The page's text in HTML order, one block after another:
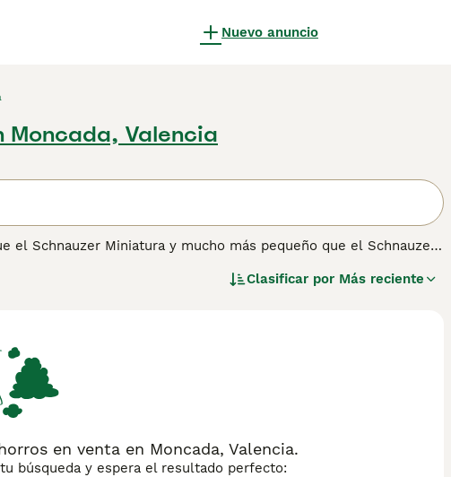
Nuevo anuncio
Moncada, Valencia
el Schnauzer Miniatura y mucho más pequeño que el Schnauzer
del mundo. Estos hermosos perros se han abierto camino
maravillosa para tener cerca.
obtener información sobre esta raza de perro.
Clasificar por Más reciente
en venta en Moncada, Valencia.
búsqueda y espera el resultado perfecto: